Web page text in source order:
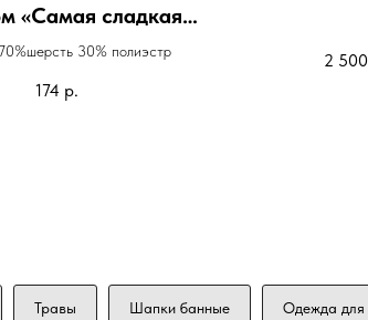
«Самая сладкая
ягодка»30% полиэстр
174 р.
2 500
Травы Шапки банные Одежда для